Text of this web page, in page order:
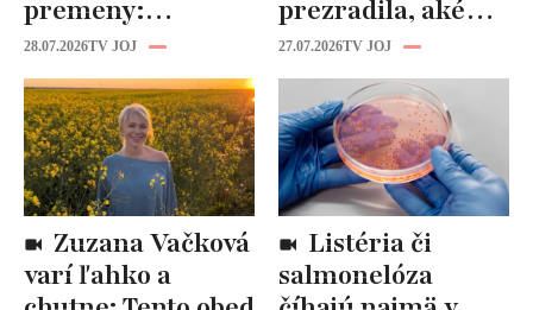
premeny:
Odborníci však
varujú, pozor na
prísne diéty!
28.07.2026TV JOJ
prezradila, aké
cviky jej pomohli
spevniť celé telo
27.07.2026TV JOJ
varí ľahko a
salmonelóza